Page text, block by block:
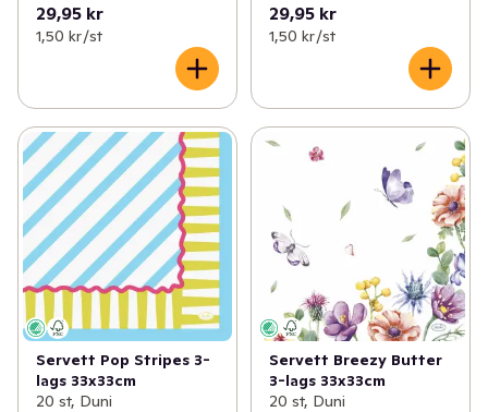
29,95 kr
1,50 kr /st
29,95 kr
1,50 kr /st
Servett Pop Stripes 3-
lags 33x33cm
20 st, Duni
Servett Breezy Butter
3-lags 33x33cm
20 st, Duni